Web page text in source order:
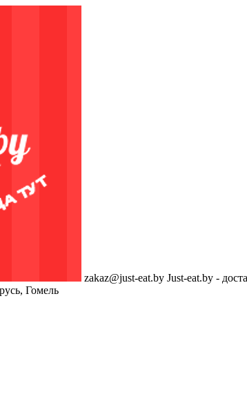
zakaz@just-eat.by Just-eat.by -
Гомель